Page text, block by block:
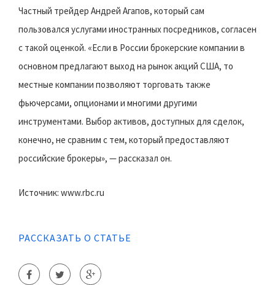
Частный трейдер Андрей Агапов, который сам
пользовался услугами иностранных посредников, согласен
с такой оценкой. «Если в России брокерские компании в
основном предлагают выход на рынок акций США, то
местные компании позволяют торговать также
фьючерсами, опционами и многими другими
инструментами. Выбор активов, доступных для сделок,
конечно, не сравним с тем, который предоставляют
российские брокеры», — рассказал он.
Источник: www.rbc.ru
РАССКАЗАТЬ О СТАТЬЕ